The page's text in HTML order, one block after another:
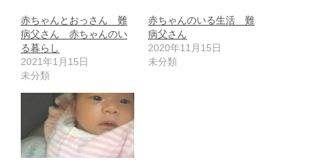
赤ちゃんとおっさん 難
病父さん 赤ちゃんのい
る暮らし
2021年1月15日
未分類
赤ちゃんのいる生活 難
病父さん
2020年11月15日
未分類